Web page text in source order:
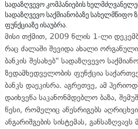
სადაზღვევო კომპანიების
სადაზღვევო საქმიანობაზე სახელმწიფო
ფუნქციაზე ისაუბრა.
მისი თქმით, 2009 წლის 1-ლი
რაც ძალაში შევიდა ახალი
ბანკის შესახებ" სადაზღვევო
ზედამხედველობის ფუნქცია
ბანკს დაეკისრა. აგრეთვე, ამ
დაიხვეწა საკანონმდებლო ბაზა,
წესი, რომელიც აწესრიგებს
ანგარიშგების სისტემას,